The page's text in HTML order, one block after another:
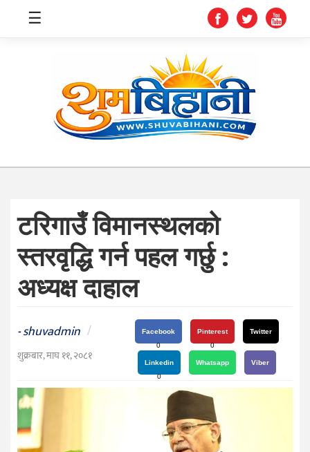
स्वास्थ्य
शिक्षा
संघीय
प्रविधि
जीवनशैली
दर्शन
/
संस्कृति
विचार
देश
राजनीति
☰
टरिगाउँ विमानस्थलको
स्तरवृद्धि गर्न पहल गर्छु :
अध्यक्ष दाहाल
-shuvadmin /
शुक्रबार, माघ ११, २०८१
Facebook
0
Pinterest
0
Twitter
Linkedin
0
Whatsapp Viber